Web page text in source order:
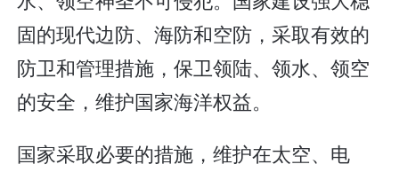
固的现代边防、海防和空防，采取有效的
防卫和管理措施，保卫领陆、领水、领空
的安全，维护国家海洋权益。
国家采取必要的措施，维护在太空、电